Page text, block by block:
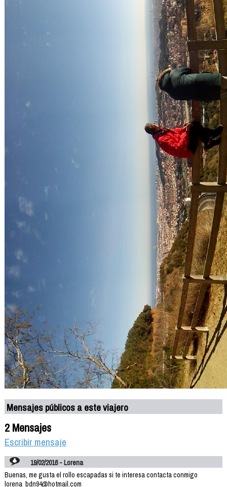
Mensajes públicos a este viajero
2 Mensajes
Escribir mensaje
19/02/2016 - Lorena
Buenas, me gusta el rollo escapadas si te interesa contacta conmigo
lorena_bdn94@hotmail.com